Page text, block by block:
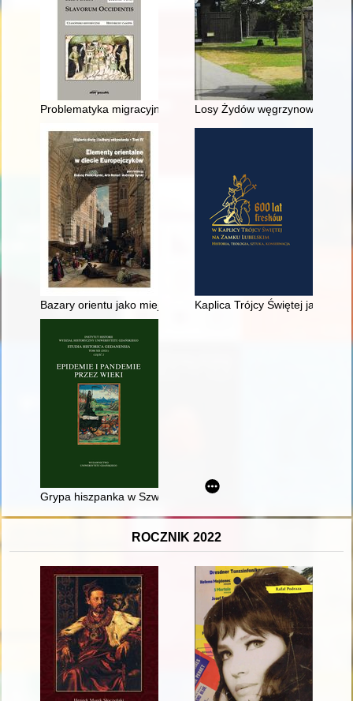
Problematyka migracyjna XX wieku a troska Kościoła
Losy Żydów węgrzynowskich
Bazary orientu jako miejsce handlu produktami spożywczymi
Kaplica Trójcy Świętej jako
Grypa hiszpanka w Szwecji w latach 1918-1919 - przebieg
ROCZNIK 2022